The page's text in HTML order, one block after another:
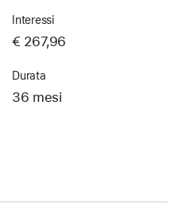
Interessi
€ 267,96
Durata
36 mesi